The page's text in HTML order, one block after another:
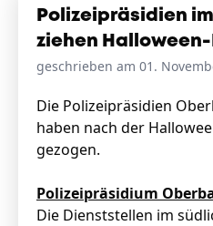
Polizeipräsidien
ziehen
geschrieben am 01.
Die Polizeipräsidien
haben nach der
gezogen.
Polizeipräsidium
Die Dienststellen im